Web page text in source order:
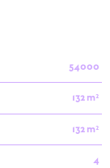
54000
132 m²
132 m²
4